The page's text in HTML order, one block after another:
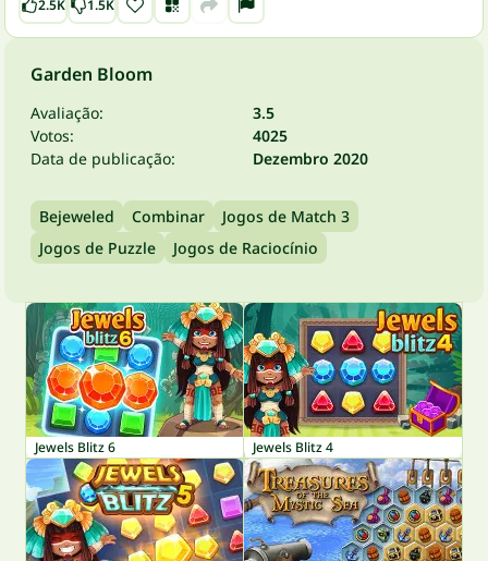
2.5K 1.5K
Garden Bloom
Avaliação:
3.5
Votos:
4025
Data de publicação:
Dezembro 2020
Bejeweled Combinar
Jogos de Match 3
Jogos de Puzzle
Jogos de Raciocínio
Jewels Blitz 6 Jewels Blitz 4